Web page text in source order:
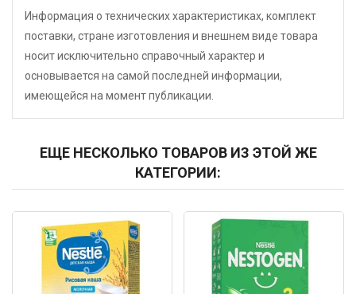
Информация о технических характеристиках, комплект
поставки, стране изготовления и внешнем виде товара
носит исключительно справочный характер и
основывается на самой последней информации,
имеющейся на момент публикации.
ЕЩЕ НЕСКОЛЬКО ТОВАРОВ ИЗ ЭТОЙ ЖЕ
КАТЕГОРИИ:
Код: 4682 Код: 646